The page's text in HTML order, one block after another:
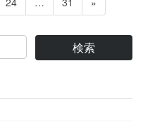
定
ペ
定
ペ